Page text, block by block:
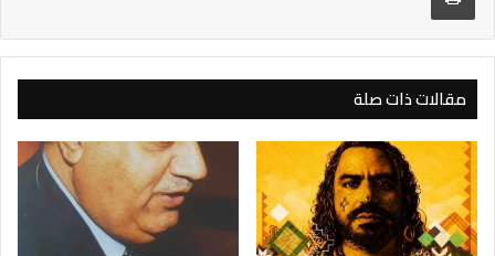
مقالات ذات صلة